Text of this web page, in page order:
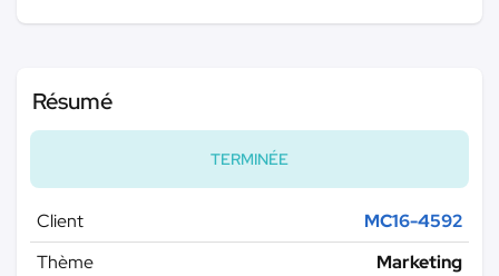
Résumé
TERMINÉE
Client
MC16-4592
Thème
Marketing